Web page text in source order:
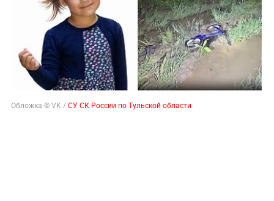
Обложка © VK /СУ СК России по Тульской области